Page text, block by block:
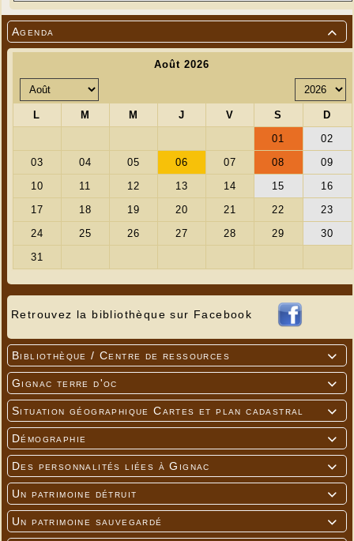

Agenda
Retrouvez la bibliothèque sur Facebook

Bibliothèque / Centre de ressources

Gignac terre d'oc

Situation géographique Cartes et plan cadastral

Démographie

Des personnalités liées à Gignac

Un patrimoine détruit

Un patrimoine sauvegardé